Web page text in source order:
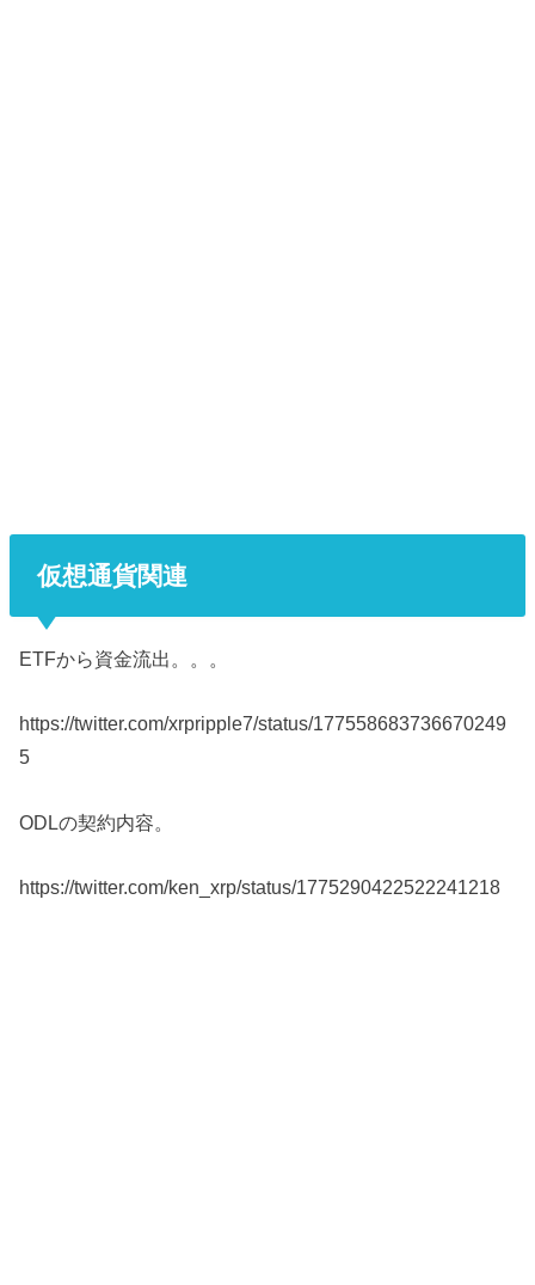
仮想通貨関連
ETFから資金流出。。。
https://twitter.com/xrpripple7/status/177558683736670249
5
ODLの契約内容。
https://twitter.com/ken_xrp/status/1775290422522241218